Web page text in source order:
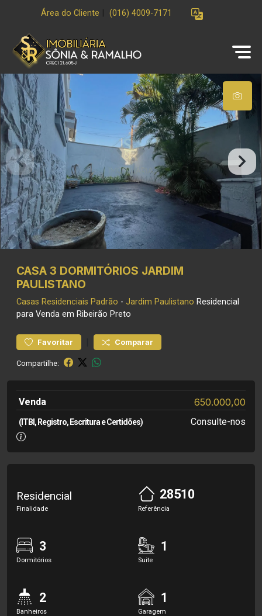
Área do Cliente (016) 4009-7171
CASA 3 DORMITÓRIOS JARDIM
PAULISTANO
Casas Residenciais Padrão - Jardim Paulistano Residencial
para Venda em Ribeirão Preto
Favoritar Comparar
Compartilhe:
Venda 650.000,00
(ITBI, Registro, Escritura e Certidões) Consulte-nos
Residencial
Finalidade
28510
Referência
3
Dormitórios
1
Suite
2
Banheiros
1
Garagem